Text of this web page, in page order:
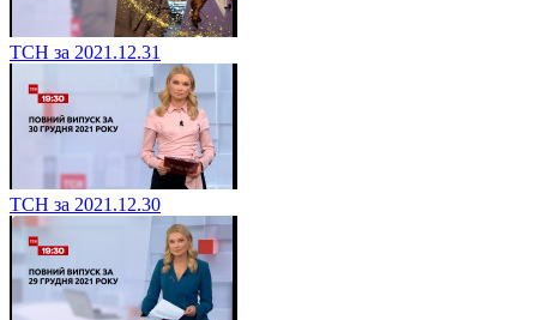
ТСН за 2021.12.31
ТСН за 2021.12.30